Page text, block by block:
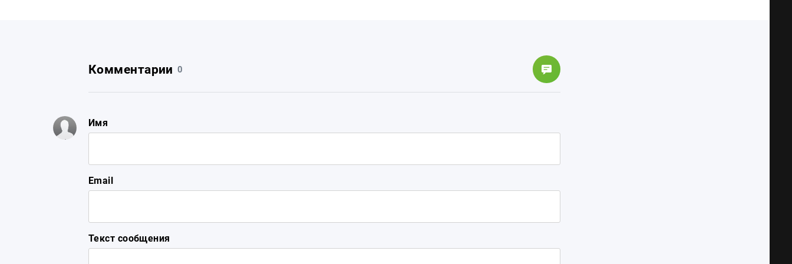
Комментарии 0
Имя
Email
Текст сообщения